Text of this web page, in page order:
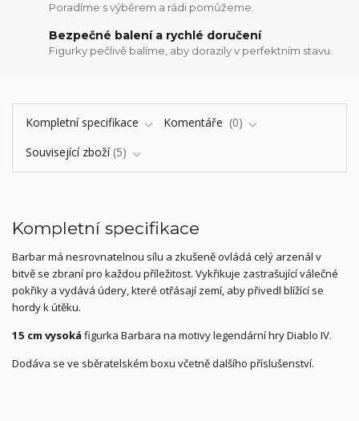
Poradíme s výběrem a rádi pomůžeme.
Bezpečné balení a rychlé doručení
Figurky pečlivě balíme, aby dorazily v perfektním stavu.
Kompletní specifikace Komentáře
0
Související zboží 5
Kompletní specifikace
Barbar má nesrovnatelnou sílu a zkušeně ovládá celý arzenál v
bitvě se zbraní pro každou příležitost. Vykřikuje zastrašující válečné
pokřiky a vydává údery, které otřásají zemí, aby přivedl blížící se
hordy k útěku.
15 cm vysoká figurka Barbara na motivy legendární hry Diablo IV.
Dodáva se ve sběratelském boxu včetně dalšího příslušenství.